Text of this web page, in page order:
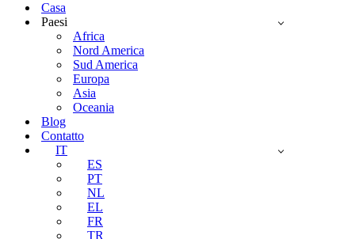
navigazione
Casa
Paesi
Africa
Nord America
Sud America
Europa
Asia
Oceania
Blog
Contatto
IT
ES
PT
NL
EL
FR
TR